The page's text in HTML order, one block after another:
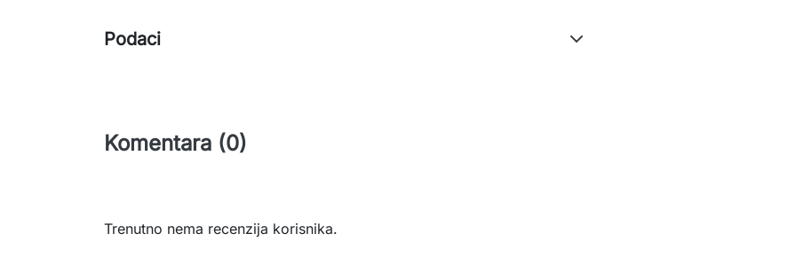
Podaci
Komentara (0)
Trenutno nema recenzija korisnika.